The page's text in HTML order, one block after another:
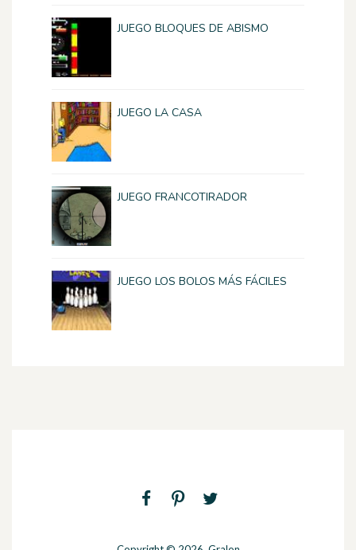
JUEGO BLOQUES DE ABISMO
JUEGO LA CASA
JUEGO FRANCOTIRADOR
JUEGO LOS BOLOS MÁS FÁCILES